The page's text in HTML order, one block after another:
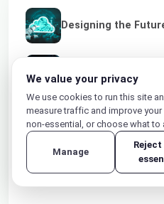
Designing the
From Shadow AI
Empowering IT
Siaflex Launches
We value your privacy
We use cookies to run this site
measure traffic and improve
non-essential, or choose what to
Manage